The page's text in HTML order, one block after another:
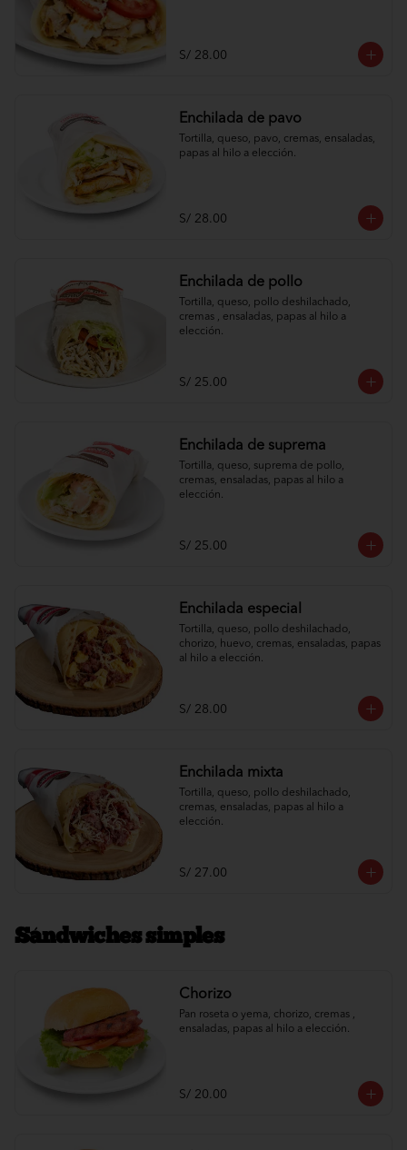
S/ 28.00
Enchilada de pavo
Tortilla, queso, pavo, cremas, ensaladas,
papas al hilo a elección.
S/ 28.00
Enchilada de pollo
Tortilla, queso, pollo deshilachado,
cremas , ensaladas, papas al hilo a
elección.
S/ 25.00
Enchilada de suprema
Tortilla, queso, suprema de pollo,
cremas, ensaladas, papas al hilo a
elección.
S/ 25.00
Enchilada especial
Tortilla, queso, pollo deshilachado,
chorizo, huevo, cremas, ensaladas, papas
al hilo a elección.
S/ 28.00
Enchilada mixta
Tortilla, queso, pollo deshilachado,
cremas, ensaladas, papas al hilo a
elección.
S/ 27.00
Sándwiches simples
Chorizo
Pan roseta o yema, chorizo, cremas ,
ensaladas, papas al hilo a elección.
S/ 20.00